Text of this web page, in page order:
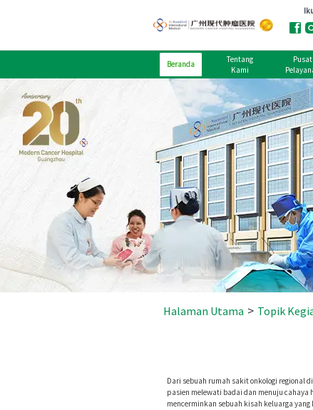
Beranda
Tentang
Kami
Pusat
Halaman Utama > Topik
Dari sebuah rumah sakit onkologi regional
pasien melewati badai dan menuju
mencerminkan sebuah kisah keluarga